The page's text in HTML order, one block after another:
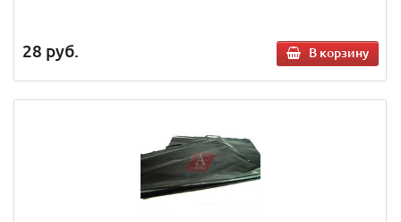
28 руб. В корзину